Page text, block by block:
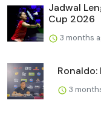
Jadwal
Cup 2026
3 months
Ronaldo:
3